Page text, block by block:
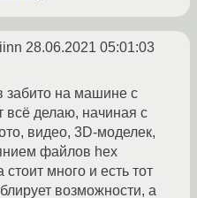
28.06.2021 05:01:03
забито на машине с
всё делаю, начиная с
видео, 3D-моделек,
файлов hex
много и есть тот
возможности, а